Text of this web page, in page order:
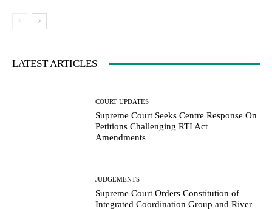
LATEST ARTICLES
COURT UPDATES
Supreme Court Seeks Centre Response On
Petitions Challenging RTI Act
Amendments
JUDGEMENTS
Supreme Court Orders Constitution of
Integrated Coordination Group and River